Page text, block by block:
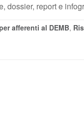
dossier, report e
afferenti al DEMB,